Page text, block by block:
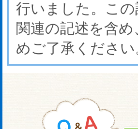
行いました。こ
関連の記述を含
めご了承ください